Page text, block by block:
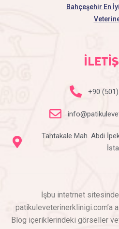
Bahçeşehir En
+90
Tahtakale Mah. Abdi
İşbu intetrnet
patikuleveterinerklinigi.com’a
Blog içeriklerindeki görseller